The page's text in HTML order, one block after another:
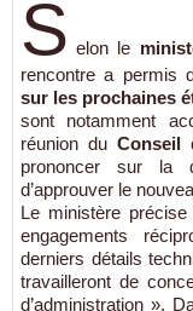
S elon le
rencontre a permis
sur les prochaines
sont notamment
réunion du Conseil
prononcer sur la
d’approuver le
Le ministère
engagements
derniers détails
travailleront de
d’administration ».